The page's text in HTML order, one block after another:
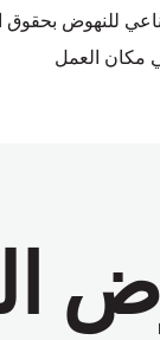
للنهوض بحقوق
مكان العمل